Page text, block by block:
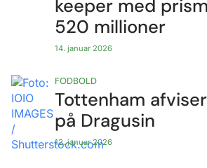
keeper med
520 millioner
14. januar 2026
Tottenham
på Dragusin
12. januar 2026
FODBOLD